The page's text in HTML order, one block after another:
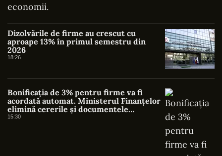
economii.
Dizolvările de firme au crescut cu
aproape 13% în primul semestru din
2026
18:26
Bonificația de 3% pentru firme va fi
acordată automat. Ministerul Finanțelor
elimină cererile și documentele
suplimentare
15:30